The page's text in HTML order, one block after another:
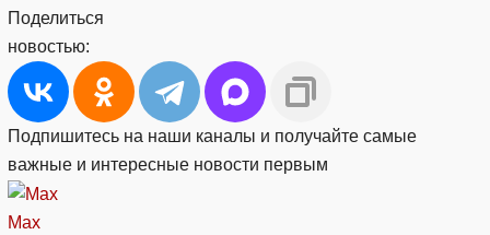
Поделиться
новостью:
Подпишитесь на наши каналы и получайте самые
важные и интересные новости первым
Max